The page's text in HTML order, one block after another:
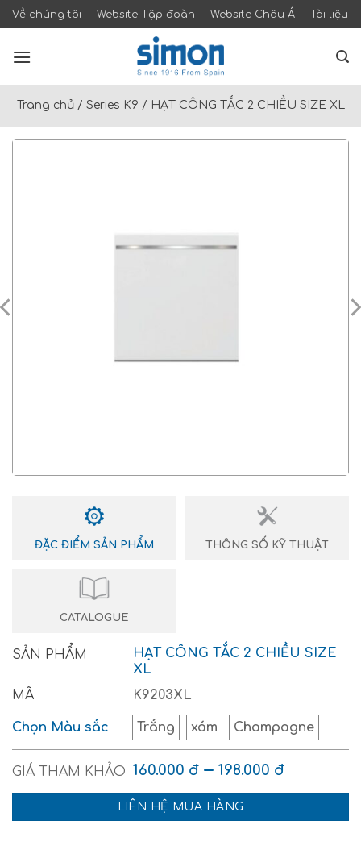
Skip
to
content
Về chúng tôi Website Tập đoàn Website Châu Á Tài liệu
Trang chủ/ Series K9 / HẠT CÔNG TẮC 2 CHIỀU SIZE XL
ĐẶC ĐIỂM SẢN PHẨM THÔNG SỐ KỸ THUẬT
CATALOGUE
SẢN PHẨM
HẠT CÔNG TẮC 2 CHIỀU SIZE
XL
MÃ
K9203XL
Chọn Màu sắc Trắng xám Champagne
160.000 đ – 198.000 đ
LIÊN HỆ MUA HÀNG